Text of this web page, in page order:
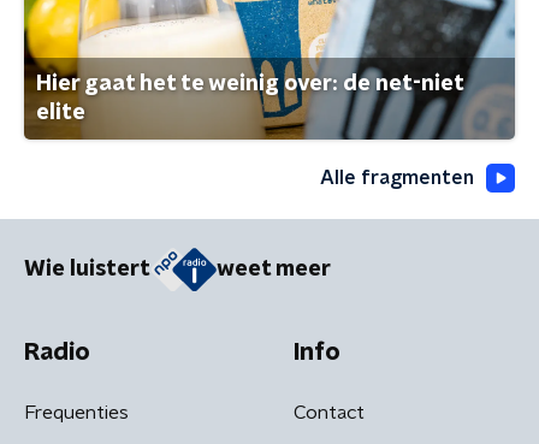
Hier gaat het te weinig over: de net-niet
elite
Alle fragmenten
Wie luistert weet meer
Radio
Frequenties
Info
Contact